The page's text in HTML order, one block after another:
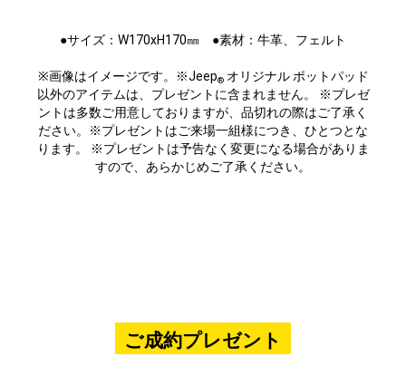
●サイズ：W170xH170㎜ ●素材：牛革、フェルト
※画像はイメージです。※Jeep®オリジナル ポットパッド
以外のアイテムは、プレゼントに含まれません。 ※プレゼ
ントは多数ご用意しておりますが、品切れの際はご了承く
ださい。※プレゼントはご来場一組様につき、ひとつとな
ります。 ※プレゼントは予告なく変更になる場合がありま
すので、あらかじめご了承ください。
ご成約プレゼント